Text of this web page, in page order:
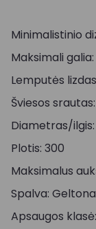
Minimalistinio
Maksimali
Lemputės
Šviesos
Diametras/
Plotis: 300
Maksimalus
Spalva: Geltona
Apsaugos